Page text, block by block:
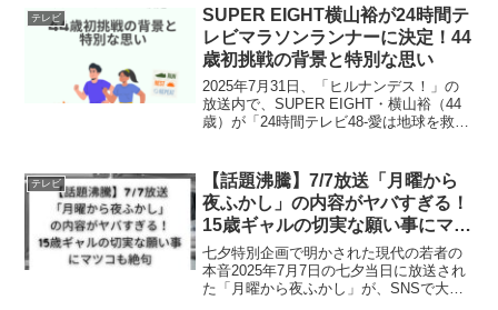
で、ジャンルの幅はまさに“よりどりみど
り”。今年は特にベテ...
テレビ
SUPER EIGHT横山裕が24時間テ
レビマラソンランナーに決定！44
歳初挑戦の背景と特別な思い
2025年7月31日、「ヒルナンデス！」の
放送内で、SUPER EIGHT・横山裕（44
歳）が「24時間テレビ48-愛は地球を救
式に発表されました。今回の発表は、...
テレビ
【話題沸騰】7/7放送「月曜から
夜ふかし」の内容がヤバすぎる！
15歳ギャルの切実な願い事にマツ
コも絶句
七夕特別企画で明かされた現代の若者の
本音2025年7月7日の七夕当日に放送され
た「月曜から夜ふかし」が、SNSで大き